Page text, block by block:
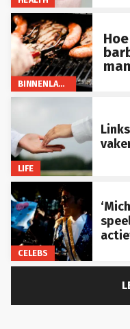
BINNENLAND
LIFE
CELEBS